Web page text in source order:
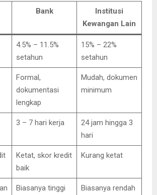
Bank
Institusi
Kewangan Lain
4.5% – 11.5%
setahun
15% – 22%
setahun
Formal,
dokumentasi
lengkap
Mudah, dokumen
minimum
3 – 7 hari kerja
24 jam hingga 3
hari
Ketat, skor kredit
baik
Kurang ketat
Biasanya tinggi
Biasanya rendah